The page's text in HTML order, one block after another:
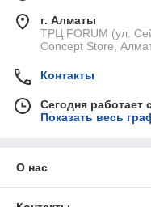
г. Алматы
ТРЦ FORUM (ул.
Concept Store,
Контакты
Сегодня работает
Показать весь
О нас